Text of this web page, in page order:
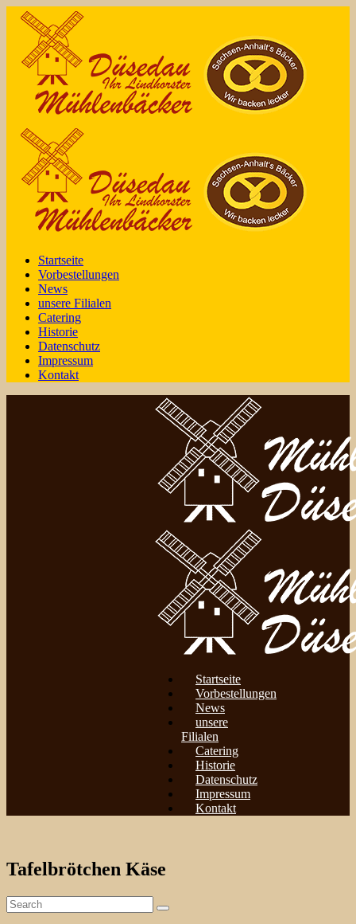
Startseite
Vorbestellungen
News
unsere Filialen
Catering
Historie
Datenschutz
Impressum
Kontakt
Startseite
Vorbestellungen
News
unsere
Filialen
Catering
Historie
Datenschutz
Impressum
Kontakt
Tafelbrötchen Käse